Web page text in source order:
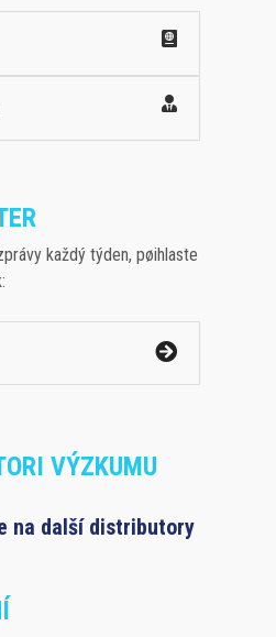
každý týden, pøihlaste
VÝZKUMU
na další distributory